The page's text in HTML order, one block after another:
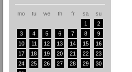
mo tu we th fr sa
su
1
2
3
4 5 6 7 8
9
10
11 12 13 14 15
16
17
18 19 20 21 22
23
24
25 26 27 28 29
30